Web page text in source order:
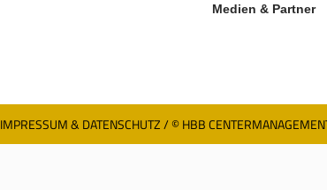
Medien & Partner
IMPRESSUM & DATENSCHUTZ/ © HBB